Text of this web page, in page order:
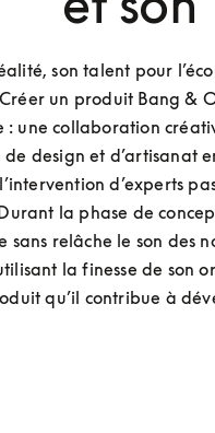
son talent pour
un produit Bang &
: une collaboration
de design et d’artisanat
d’experts
la phase de
sans relâche le son des
la finesse de son
qu’il contribue à